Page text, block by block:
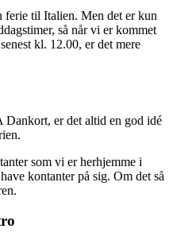
ferie til Italien. Men det er kun
så når vi er kommet
kl. 12.00, er det mere
Dankort, er det altid en god idé
som vi er herhjemme i
kontanter på sig. Om det så